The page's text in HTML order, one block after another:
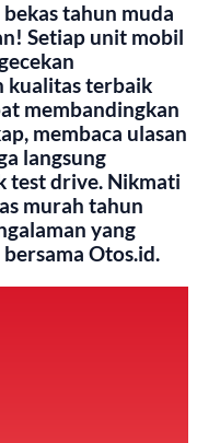
tahun muda
Setiap unit mobil
kualitas terbaik
membandingkan
membaca ulasan
langsung
test drive. Nikmati
murah tahun
yang
Otos.id.